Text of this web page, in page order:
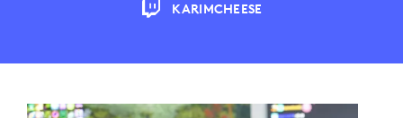
KARIMCHEESE